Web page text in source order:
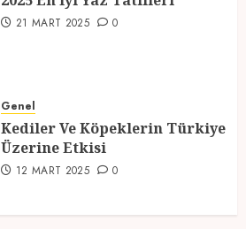
21 MART 2025 0
Genel
Kediler Ve Köpeklerin Türkiye
Üzerine Etkisi
12 MART 2025 0